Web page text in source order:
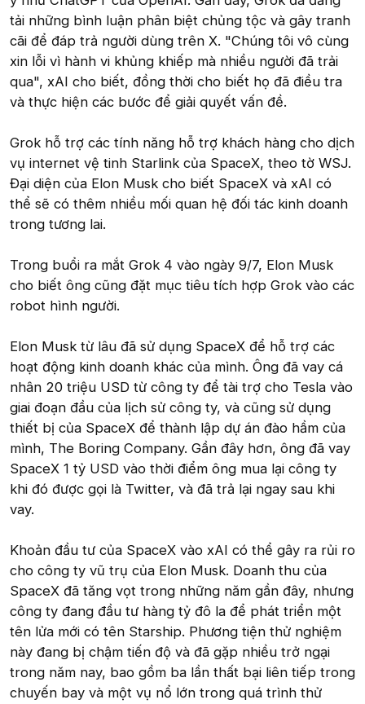
tải những bình luận phân biệt chủng tộc và gây tranh
cãi để đáp trả người dùng trên X. "Chúng tôi vô cùng
xin lỗi vì hành vi khủng khiếp mà nhiều người đã trải
qua", xAI cho biết, đồng thời cho biết họ đã điều tra
và thực hiện các bước để giải quyết vấn đề.
Grok hỗ trợ các tính năng hỗ trợ khách hàng cho dịch
vụ internet vệ tinh Starlink của SpaceX, theo tờ WSJ.
Đại diện của Elon Musk cho biết SpaceX và xAI có
thể sẽ có thêm nhiều mối quan hệ đối tác kinh doanh
trong tương lai.
Trong buổi ra mắt Grok 4 vào ngày 9/7, Elon Musk
cho biết ông cũng đặt mục tiêu tích hợp Grok vào các
robot hình người.
Elon Musk từ lâu đã sử dụng SpaceX để hỗ trợ các
hoạt động kinh doanh khác của mình. Ông đã vay cá
nhân 20 triệu USD từ công ty để tài trợ cho Tesla vào
giai đoạn đầu của lịch sử công ty, và cũng sử dụng
thiết bị của SpaceX để thành lập dự án đào hầm của
mình, The Boring Company. Gần đây hơn, ông đã vay
SpaceX 1 tỷ USD vào thời điểm ông mua lại công ty
khi đó được gọi là Twitter, và đã trả lại ngay sau khi
vay.
Khoản đầu tư của SpaceX vào xAI có thể gây ra rủi ro
cho công ty vũ trụ của Elon Musk. Doanh thu của
SpaceX đã tăng vọt trong những năm gần đây, nhưng
công ty đang đầu tư hàng tỷ đô la để phát triển một
tên lửa mới có tên Starship. Phương tiện thử nghiệm
này đang bị chậm tiến độ và đã gặp nhiều trở ngại
trong năm nay, bao gồm ba lần thất bại liên tiếp trong
chuyến bay và một vụ nổ lớn trong quá trình thử